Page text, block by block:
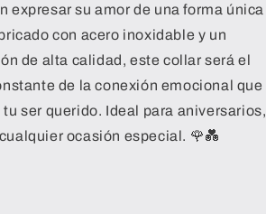
expresar su amor de una forma única
con acero inoxidable y un
de alta calidad, este collar será el
de la conexión emocional que
ser querido. Ideal para aniversarios,
ocasión especial. 🌹💑